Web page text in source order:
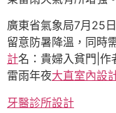
廣東省氣象局7月25
留意防暑降溫，同時
計名：貴婦入貧門|作
雷雨年夜大直室內設
牙醫診所設計